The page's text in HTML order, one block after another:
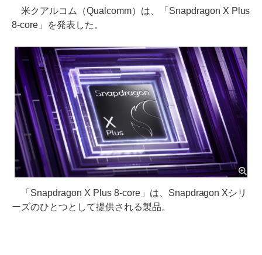
米クアルコム（Qualcomm）は、「Snapdragon X Plus
8-core」を発表した。
「Snapdragon X Plus 8-core」は、Snapdragon Xシリ
ーズのひとつとして提供される製品。